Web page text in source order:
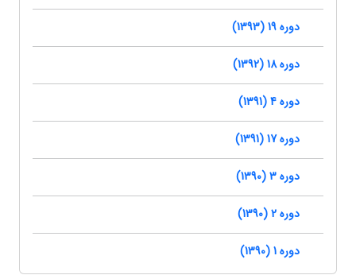
دوره 19 (1393)
دوره 18 (1392)
دوره 4 (1391)
دوره 17 (1391)
دوره 3 (1390)
دوره 2 (1390)
دوره 1 (1390)